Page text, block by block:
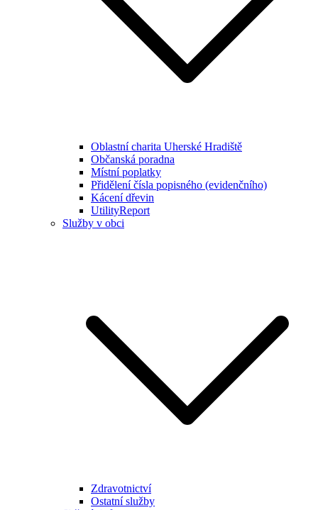
Oblastní charita Uherské Hradiště
Občanská poradna
Místní poplatky
Přidělení čísla popisného (evidenčního)
Kácení dřevin
UtilityReport
Služby v obci
Zdravotnictví
Ostatní služby